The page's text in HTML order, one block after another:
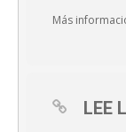
Más
LEE